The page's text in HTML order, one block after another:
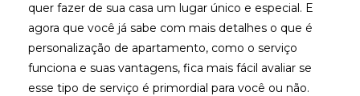
quer fazer de sua casa um lugar único e especial. E
agora que você já sabe com mais detalhes o que é
personalização de apartamento, como o serviço
funciona e suas vantagens, fica mais fácil avaliar se
esse tipo de serviço é primordial para você ou não.